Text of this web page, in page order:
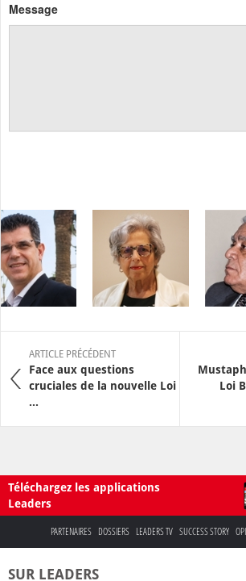
Message
ARTICLE PRÉCÉDENT
Face aux questions
cruciales de la nouvelle Loi
...
Loi
Téléchargez les applications
Leaders
PARTENAIRES DOSSIERS LEADERS TV SUCCESS STORY
SUR LEADERS